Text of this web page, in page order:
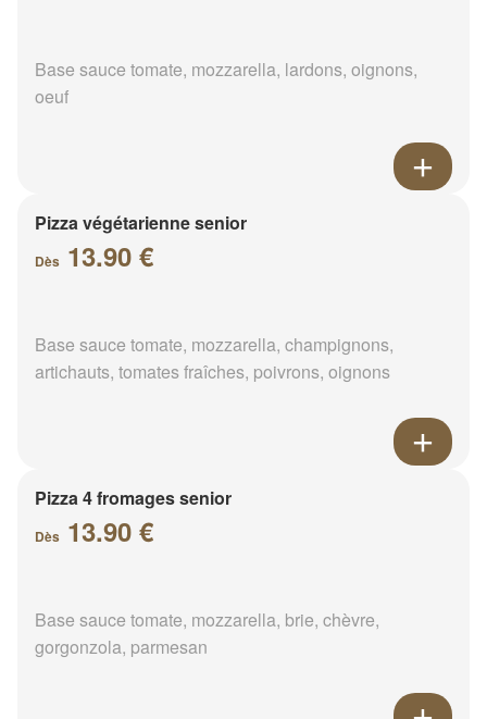
Base sauce tomate, mozzarella, lardons, oignons,
oeuf
Pizza végétarienne senior
Dès 13.90 €
Base sauce tomate, mozzarella, champignons,
artichauts, tomates fraîches, poivrons, oignons
Pizza 4 fromages senior
Dès 13.90 €
Base sauce tomate, mozzarella, brie, chèvre,
gorgonzola, parmesan